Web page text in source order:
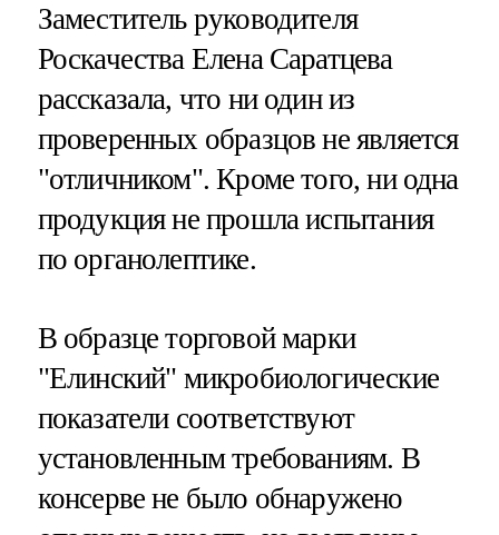
Заместитель руководителя
Роскачества Елена Саратцева
рассказала, что ни один из
проверенных образцов не является
"отличником". Кроме того, ни одна
продукция не прошла испытания
по органолептике.
В образце торговой марки
"Елинский" микробиологические
показатели соответствуют
установленным требованиям. В
консерве не было обнаружено